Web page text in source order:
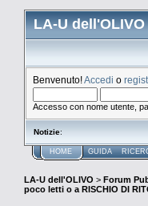
LA-U dell'OLIVO
Benvenuto!Accedi o
Accesso con nome utente,
Notizie:
HOME GUIDA
LA-U dell'OLIVO > Forum
poco letti o a RISCHIO DI